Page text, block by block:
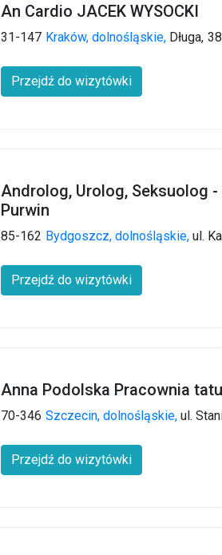
An Cardio JACEK WYSOCKI
31-147 Kraków, dolnośląskie, Długa, 38
Przejdź do wizytówki
Androlog, Urolog, Seksuolog
Purwin
85-162 Bydgoszcz, dolnośląskie, ul.
Przejdź do wizytówki
Anna Podolska Pracownia
70-346 Szczecin, dolnośląskie, ul.
Przejdź do wizytówki